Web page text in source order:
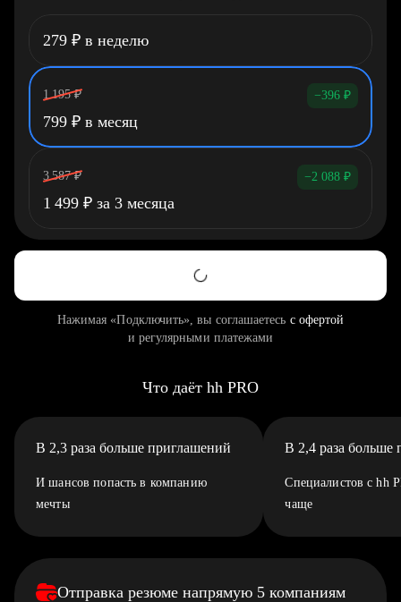
279 ₽ в неделю
1 195 ₽ −396 ₽
799 ₽ в месяц
3 587 ₽ −2 088 ₽
1 499 ₽ за 3 месяца
Нажимая «Подключить», вы соглашаетесь с офертой
и регулярными платежами
Что даёт hh PRO
В 2,3 раза больше приглашений
И шансов попасть в компанию
мечты
В 2,4 раза больше
Специалистов с hh
чаще
Отправка резюме напрямую 5 компаниям